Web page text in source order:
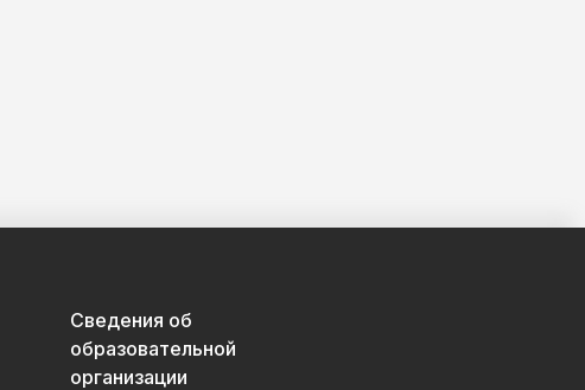
Сведения об
образовательной
организации